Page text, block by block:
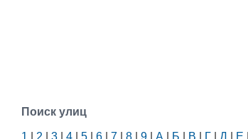
Поиск улиц
1 2 3 4 5 6 7 8 9 А Б В Г Д Е